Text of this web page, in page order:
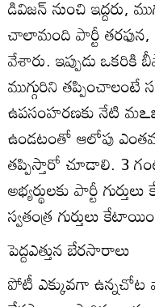
డివిజన్‌ నుంచి ఇద్దరు,
చాలామంది పార్టీ
వేశారు. ఇప్పుడు
ముగ్గురిని
ఉపసంహరణకు నేటి
ఉండటంతో ఆలోపు
తప్పిస్తారో చూడాలి. 3
అభ్యర్థులకు పార్టీ
స్వతంత్ర గుర్తులు
పెద్దఎత్తున బేరసారాలు
పోటీ ఎక్కువగా ఉన్నచోట